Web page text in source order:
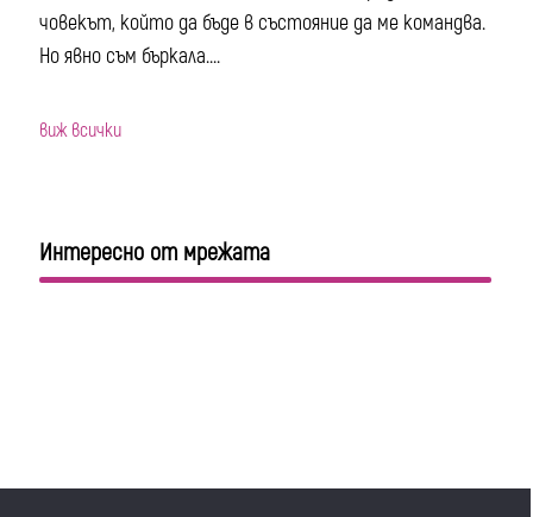
човекът, който да бъде в състояние да ме командва.
Но явно съм бъркала....
виж всички
Интересно от мрежата